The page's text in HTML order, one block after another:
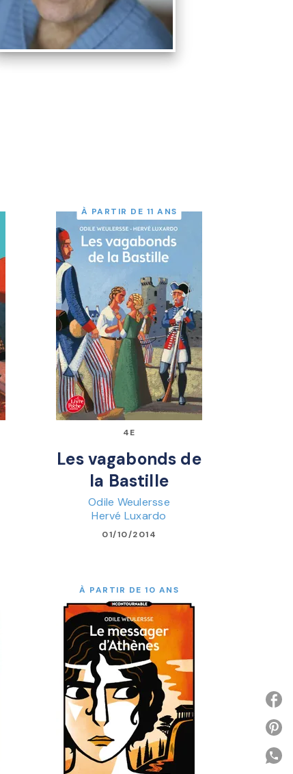
À PARTIR DE 11 ANS
4E
Les vagabonds de
la Bastille
Odile Weulersse
Hervé Luxardo
01/10/2014
À PARTIR DE 10 ANS